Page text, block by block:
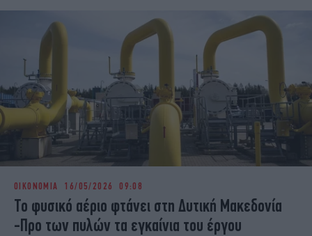
ΟΙΚΟΝΟΜΙΑ 16/05/2026 09:08
Το φυσικό αέριο φτάνει στη Δυτική Μακεδονία
-Προ των πυλών τα εγκαίνια του έργου